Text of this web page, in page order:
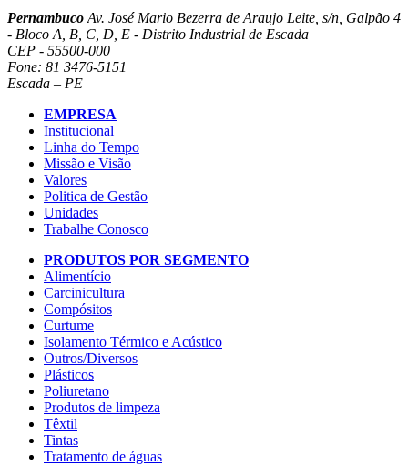
Pernambuco Av. José Mario Bezerra de Araujo Leite, s/n, Galpão 4
- Bloco A, B, C, D, E - Distrito Industrial de Escada
CEP - 55500-000
Fone: 81 3476-5151
Escada – PE
EMPRESA
Institucional
Linha do Tempo
Missão e Visão
Valores
Politica de Gestão
Unidades
Trabalhe Conosco
PRODUTOS POR SEGMENTO
Alimentício
Carcinicultura
Compósitos
Curtume
Isolamento Térmico e Acústico
Outros/Diversos
Plásticos
Poliuretano
Produtos de limpeza
Têxtil
Tintas
Tratamento de águas